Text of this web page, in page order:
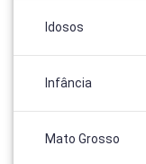
Idosos
Infância
Mato Grosso